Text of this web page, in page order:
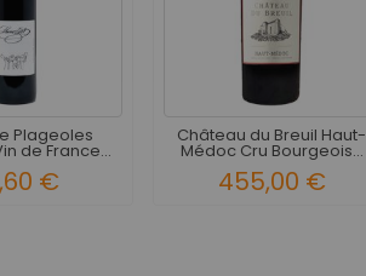
Plageoles
de France...
€
Château du Breuil Haut-
Médoc Cru Bourgeois...
455,00 €